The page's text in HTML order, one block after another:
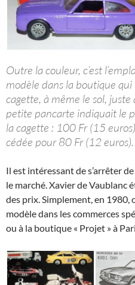
Outre la couleur, c’est
modèle dans la boutique qui
cagette, à même le sol,
petite pancarte indiquait le
la cagette : 100 Fr (15
cédée pour 80 Fr (12 euros).
Il est intéressant de s’arrêter
le marché. Xavier de
des prix. Simplement, en
modèle dans les commerces
ou à la boutique « Projet » à